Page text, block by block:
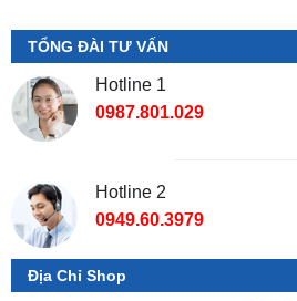
Hotline 1
0987.801.029
Địa Chỉ Shop
📌 Chi Nhánh Hồ Chí Minh: 277-
Trung Sơn, Bình Chánh, Tp.HCM